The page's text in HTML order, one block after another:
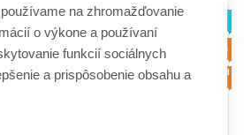
na zhromažďovanie
o výkone a používaní
funkcií sociálnych
a prispôsobenie obsahu a